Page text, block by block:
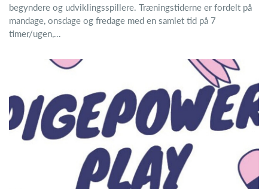
begyndere og udviklingsspillere. Træningstiderne er fordelt på
mandage, onsdage og fredage med en samlet tid på 7
timer/ugen,...